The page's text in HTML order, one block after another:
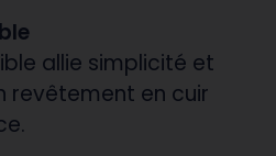
allie simplicité et
revêtement en cuir